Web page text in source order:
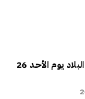
بدء التوقيت الشتوي في البلاد يوم الأحد 26